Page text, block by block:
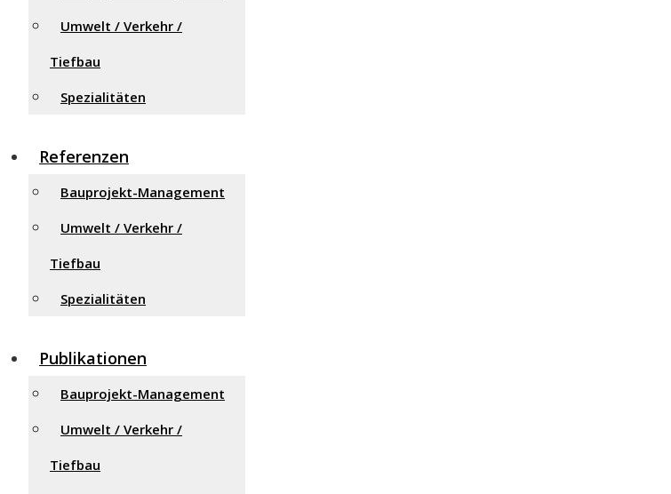
Umwelt / Verkehr /
Tiefbau
Spezialitäten
Referenzen
Bauprojekt-Management
Umwelt / Verkehr /
Tiefbau
Spezialitäten
Publikationen
Bauprojekt-Management
Umwelt / Verkehr /
Tiefbau